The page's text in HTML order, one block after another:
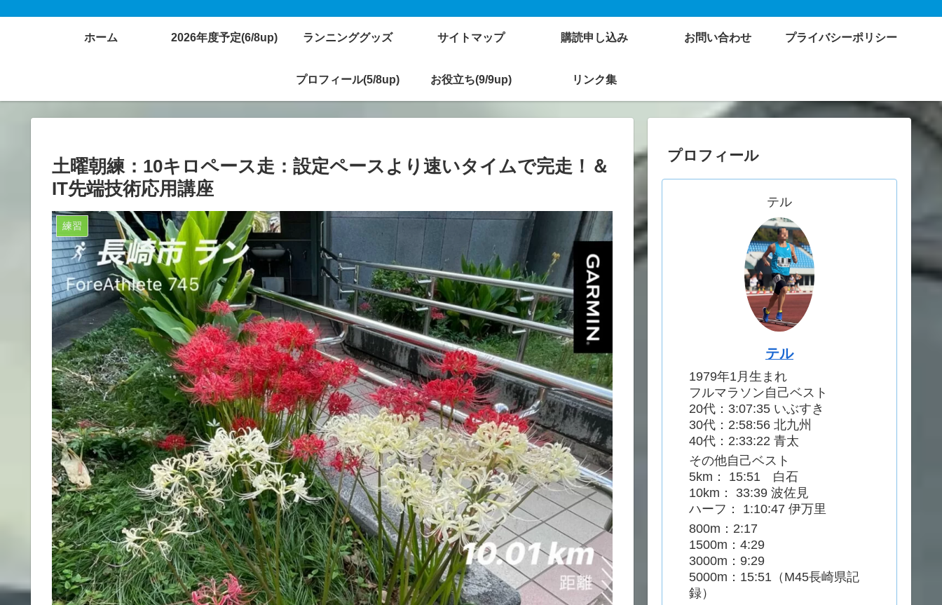
ホーム 2026年度予定(6/8up) ランニンググッズ サイトマップ 購読申し込み お問い合わせ プライバシーポリシー
プロフィール(5/8up) お役立ち(9/9up) リンク集
土曜朝練：10キロペース走：設定ペースより速いタイムで完走！＆
IT先端技術応用講座
練習
プロフィール
テル
テル
1979年1月生まれ
フルマラソン自己ベスト
20代：3:07:35 いぶすき
30代：2:58:56 北九州
40代：2:33:22 青太
その他自己ベスト
5km： 15:51 白石
10km： 33:39 波佐見
ハーフ： 1:10:47 伊万里
800m：2:17
1500m：4:29
3000m：9:29
5000m：15:51（M45長崎県記
録）